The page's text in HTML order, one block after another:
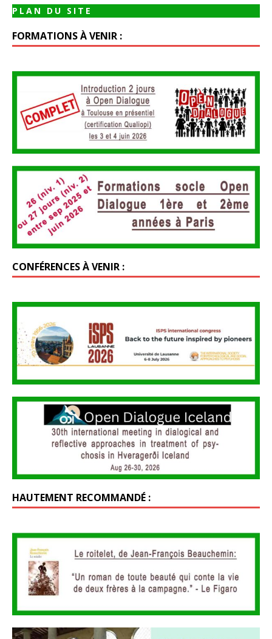
PLAN DU SITE
FORMATIONS À VENIR :
CONFÉRENCES À VENIR :
HAUTEMENT RECOMMANDÉ :